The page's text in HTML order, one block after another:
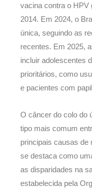
vacina contra o HPV
2014. Em 2024, o
única, seguindo as
recentes. Em 2025,
incluir adolescentes
prioritários, como
e pacientes com
O câncer do colo do
tipo mais comum
principais causas de
se destaca como
as disparidades na
estabelecida pela